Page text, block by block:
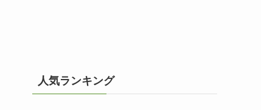
人気ランキング